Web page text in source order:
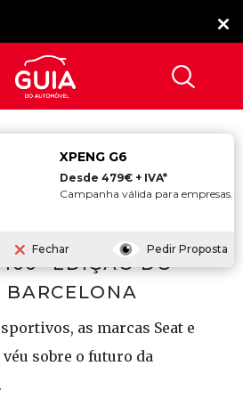
Seat Desvenda
Futuro Elétrico ...
FUTURO
EDIÇÃO DO
as marcas Seat e
sobre o futuro da
XPENG G6
Desde 479€ + IVA*
Campanha válida para empresas.
Fechar Pedir Proposta